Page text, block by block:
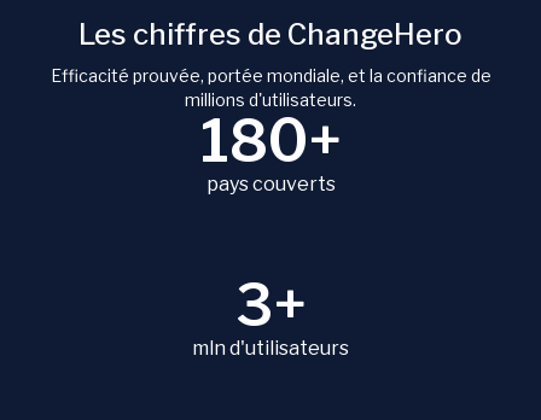
Les chiffres de ChangeHero
Efficacité prouvée, portée mondiale, et la confiance de
millions d'utilisateurs.
180+
pays couverts
3+
mln d'utilisateurs